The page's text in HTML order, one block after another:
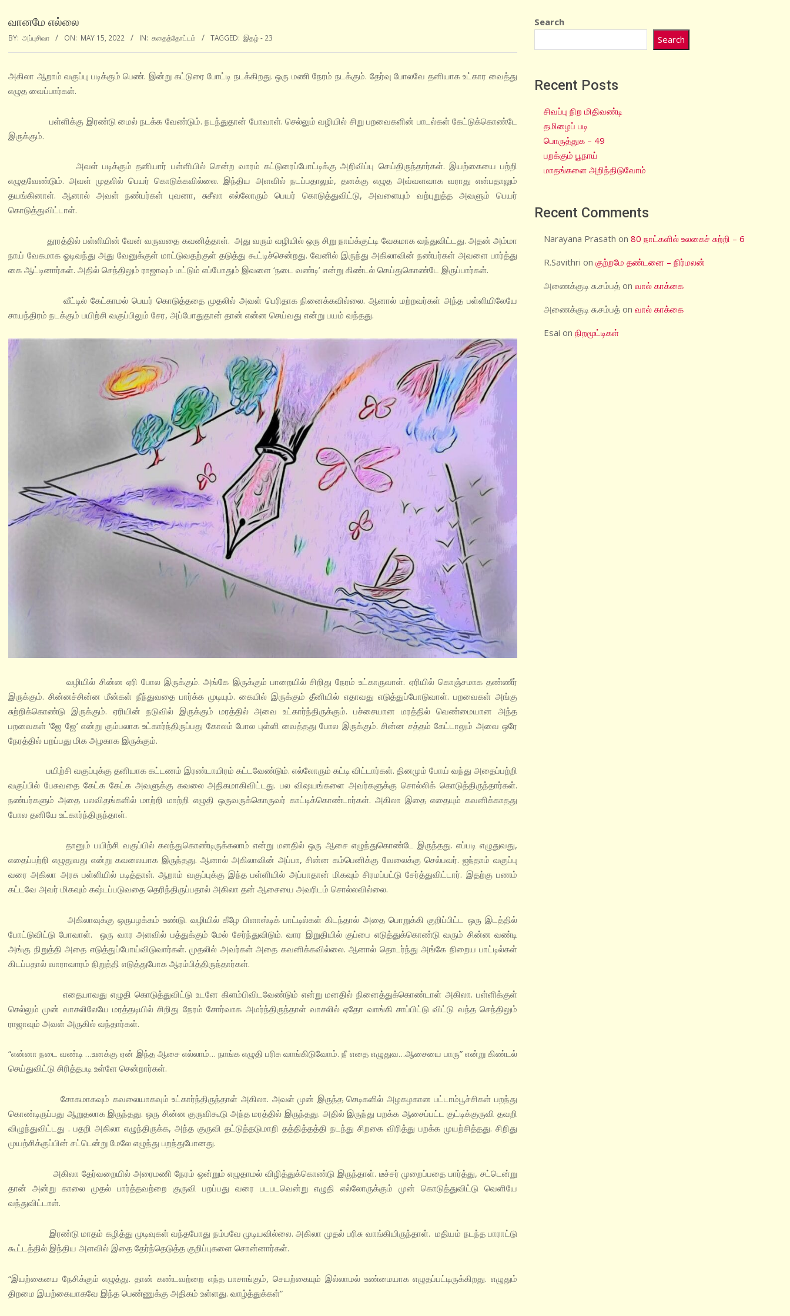
வானமே எல்லை
BY: அப்புசிவா ON: MAY 15, 2022 IN: கதைத்தோட்டம் TAGGED: இதழ் - 23
அகிலா ஆறாம் வகுப்பு படிக்கும் பெண். இன்று கட்டுரை போட்டி நடக்கிறது. ஒரு மணி நேரம் நடக்கும். தேர்வு போலவே தனியாக உட்கார வைத்து
எழுத வைப்பார்கள்.
பள்ளிக்கு இரண்டு மைல் நடக்க வேண்டும். நடந்துதான் போவாள். செல்லும் வழியில் சிறு பறவைகளின் பாடல்கள் கேட்டுக்கொண்டே
இருக்கும்.
அவள் படிக்கும் தனியார் பள்ளியில் சென்ற வாரம் கட்டுரைப்போட்டிக்கு அறிவிப்பு செய்திருந்தார்கள். இயற்கையை பற்றி
எழுதவேண்டும். அவள் முதலில் பெயர் கொடுக்கவில்லை. இந்திய அளவில் நடப்பதாலும், தனக்கு எழுத அவ்வளவாக வராது என்பதாலும்
தயங்கினாள். ஆனால் அவள் நண்பர்கள் புவனா, சுசீலா எல்லோரும் பெயர் கொடுத்துவிட்டு, அவளையும் வற்புறுத்த அவளும் பெயர்
கொடுத்துவிட்டாள்.
தூரத்தில் பள்ளியின் வேன் வருவதை கவனித்தாள். அது வரும் வழியில் ஒரு சிறு நாய்க்குட்டி வேகமாக வந்துவிட்டது. அதன் அம்மா
நாய் வேகமாக ஓடிவந்து அது வேனுக்குள் மாட்டுவதற்குள் தடுத்து கூட்டிச்சென்றது. வேனில் இருந்து அகிலாவின் நண்பர்கள் அவளை பார்த்து
கை ஆட்டினார்கள். அதில் செந்திலும் ராஜாவும் மட்டும் எப்போதும் இவளை ‘நடை வண்டி’ என்று கிண்டல் செய்துகொண்டே இருப்பார்கள்.
வீட்டில் கேட்காமல் பெயர் கொடுத்ததை முதலில் அவள் பெரிதாக நினைக்கவில்லை. ஆனால் மற்றவர்கள் அந்த பள்ளியிலேயே
சாயந்திரம் நடக்கும் பயிற்சி வகுப்பிலும் சேர, அப்போதுதான் தான் என்ன செய்வது என்று பயம் வந்தது.
வழியில் சின்ன ஏரி போல இருக்கும். அங்கே இருக்கும் பாறையில் சிறிது நேரம் உட்காருவாள். ஏரியில் கொஞ்சமாக தண்ணீர்
இருக்கும். சின்னச்சின்ன மீன்கள் நீந்துவதை பார்க்க முடியும். கையில் இருக்கும் தீனியில் எதாவது எடுத்துப்போடுவாள். பறவைகள் அங்கு
சுற்றிக்கொண்டு இருக்கும். ஏரியின் நடுவில் இருக்கும் மரத்தில் அவை உட்கார்ந்திருக்கும். பச்சையான மரத்தில் வெண்மையான அந்த
பறவைகள் ‘ஜே ஜே’ என்று கும்பலாக உட்கார்ந்திருப்பது கோலம் போல புள்ளி வைத்தது போல இருக்கும். சின்ன சத்தம் கேட்டாலும் அவை ஒரே
நேரத்தில் பறப்பது மிக அழகாக இருக்கும்.
பயிற்சி வகுப்புக்கு தனியாக கட்டணம் இரண்டாயிரம் கட்டவேண்டும். எல்லோரும் கட்டி விட்டார்கள். தினமும் போய் வந்து அதைப்பற்றி
வகுப்பில் பேசுவதை கேட்க கேட்க அவளுக்கு கவலை அதிகமாகிவிட்டது. பல விஷயங்களை அவர்களுக்கு சொல்லிக் கொடுத்திருந்தார்கள்.
நண்பர்களும் அதை பலவிதங்களில் மாற்றி மாற்றி எழுதி ஒருவருக்கொருவர் காட்டிக்கொண்டார்கள். அகிலா இதை எதையும் கவனிக்காதது
போல தனியே உட்கார்ந்திருந்தாள்.
தானும் பயிற்சி வகுப்பில் கலந்துகொண்டிருக்கலாம் என்று மனதில் ஒரு ஆசை எழுந்துகொண்டே இருந்தது. எப்படி எழுதுவது,
எதைப்பற்றி எழுதுவது என்று கவலையாக இருந்தது. ஆனால் அகிலாவின் அப்பா, சின்ன கம்பெனிக்கு வேலைக்கு செல்பவர். ஐந்தாம் வகுப்பு
வரை அகிலா அரசு பள்ளியில் படித்தாள். ஆறாம் வகுப்புக்கு இந்த பள்ளியில் அப்பாதான் மிகவும் சிரமப்பட்டு சேர்த்துவிட்டார். இதற்கு பணம்
கட்டவே அவர் மிகவும் கஷ்டப்படுவதை தெரிந்திருப்பதால் அகிலா தன் ஆசையை அவரிடம் சொல்லவில்லை.
அகிலாவுக்கு ஒருபழக்கம் உண்டு. வழியில் கீழே பிளாஸ்டிக் பாட்டில்கள் கிடந்தால் அதை பொறுக்கி குறிப்பிட்ட ஒரு இடத்தில்
போட்டுவிட்டு போவாள். ஒரு வார அளவில் பத்துக்கும் மேல் சேர்ந்துவிடும். வார இறுதியில் குப்பை எடுத்துக்கொண்டு வரும் சின்ன வண்டி
அங்கு நிறுத்தி அதை எடுத்துப்போய்விடுவார்கள். முதலில் அவர்கள் அதை கவனிக்கவில்லை. ஆனால் தொடர்ந்து அங்கே நிறைய பாட்டில்கள்
கிடப்பதால் வாராவாரம் நிறுத்தி எடுத்துபோக ஆரம்பித்திருந்தார்கள்.
எதையாவது எழுதி கொடுத்துவிட்டு உடனே கிளம்பிவிடவேண்டும் என்று மனதில் நினைத்துக்கொண்டாள் அகிலா. பள்ளிக்குள்
செல்லும் முன் வாசலிலேயே மரத்தடியில் சிறிது நேரம் சோர்வாக அமர்ந்திருந்தாள் வாசலில் ஏதோ வாங்கி சாப்பிட்டு விட்டு வந்த செந்திலும்
ராஜாவும் அவள் அருகில் வந்தார்கள்.
“என்னா நடை வண்டி …உனக்கு ஏன் இந்த ஆசை எல்லாம்… நாங்க எழுதி பரிசு வாங்கிடுவோம். நீ எதை எழுதுவ…ஆசையை பாரு” என்று கிண்டல்
செய்துவிட்டு சிரித்தபடி உள்ளே சென்றார்கள்.
சோகமாகவும் கவலையாகவும் உட்கார்ந்திருந்தாள் அகிலா. அவள் முன் இருந்த செடிகளில் அழகழகான பட்டாம்பூச்சிகள் பறந்து
கொண்டிருப்பது ஆறுதலாக இருந்தது. ஒரு சின்ன குருவிகூடு அந்த மரத்தில் இருந்தது. அதில் இருந்து பறக்க ஆசைப்பட்ட குட்டிக்குருவி தவறி
விழுந்துவிட்டது . பதறி அகிலா எழுந்திருக்க, அந்த குருவி தட்டுத்தடுமாறி தத்தித்தத்தி நடந்து சிறகை விரித்து பறக்க முயற்சித்தது. சிறிது
முயற்சிக்குப்பின் சட்டென்று மேலே எழுந்து பறந்துபோனது.
அகிலா தேர்வறையில் அரைமணி நேரம் ஒன்றும் எழுதாமல் விழித்துக்கொண்டு இருந்தாள். டீச்சர் முறைப்பதை பார்த்து, சட்டென்று
தான் அன்று காலை முதல் பார்த்தவற்றை குருவி பறப்பது வரை படபடவென்று எழுதி எல்லோருக்கும் முன் கொடுத்துவிட்டு வெளியே
வந்துவிட்டாள்.
இரண்டு மாதம் கழித்து முடிவுகள் வந்தபோது நம்பவே முடியவில்லை. அகிலா முதல் பரிசு வாங்கியிருந்தாள். மதியம் நடந்த பாராட்டு
கூட்டத்தில் இந்திய அளவில் இதை தேர்ந்தெடுத்த குறிப்புகளை சொன்னார்கள்.
“இயற்கையை நேசிக்கும் எழுத்து. தான் கண்டவற்றை எந்த பாசாங்கும், செயற்கையும் இல்லாமல் உண்மையாக எழுதப்பட்டிருக்கிறது. எழுதும்
திறமை இயற்கையாகவே இந்த பெண்ணுக்கு அதிகம் உள்ளது. வாழ்த்துக்கள்”
Search
Search
Recent Posts
சிவப்பு நிற மிதிவண்டி
தமிழைப் படி
பொருத்துக – 49
பறக்கும் பூநாய்
மாதங்களை அறிந்திடுவோம்
Recent Comments
Narayana Prasath on80 நாட்களில் உலகைச் சுற்றி – 6
R.Savithri onகுற்றமே தண்டனை – நிர்மலன்
அணைக்குடி சு.சம்பத் onவால் காக்கை
அணைக்குடி சு.சம்பத் onவால் காக்கை
Esai onநிறமூட்டிகள்